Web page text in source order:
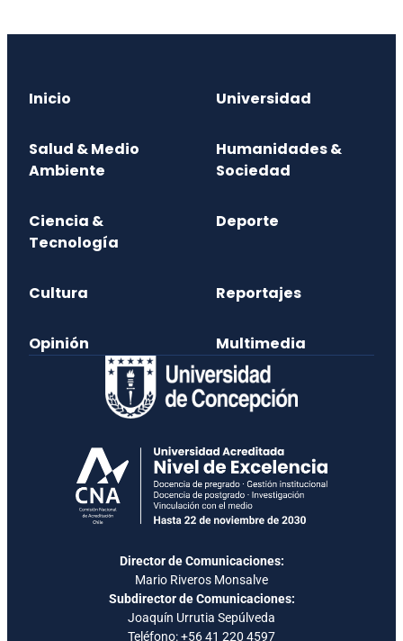
Inicio Universidad
Salud & Medio
Ambiente
Humanidades &
Sociedad
Ciencia &
Tecnología
Deporte
Cultura Reportajes
Opinión Multimedia
Director de Comunicaciones:
Mario Riveros Monsalve
Subdirector de Comunicaciones:
Joaquín Urrutia Sepúlveda
Teléfono:+56 41 220 4597